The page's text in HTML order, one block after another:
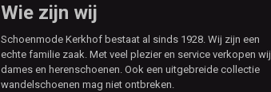
Wie zijn wij
Schoenmode Kerkhof bestaat al sinds 1928. Wij zijn een
echte familie zaak. Met veel plezier en service verkopen wij
dames en herenschoenen. Ook een uitgebreide collectie
wandelschoenen mag niet ontbreken.